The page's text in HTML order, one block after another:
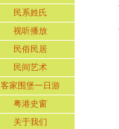
民系姓氏
视听播放
民俗民居
民间艺术
客家围堡一日游
粤港史窗
关于我们